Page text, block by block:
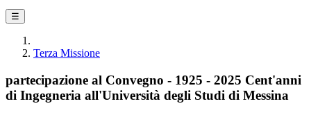
☰
Terza Missione
partecipazione al Convegno - 1925 - 2025 Cent'anni
di Ingegneria all'Università degli Studi di Messina